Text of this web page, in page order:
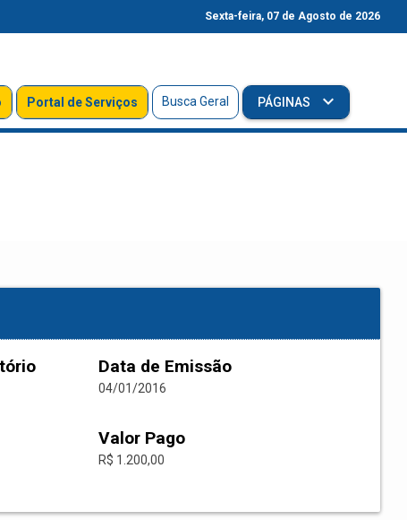
Sexta-feira, 07 de Agosto de 2026
Portal de Serviços Busca Geral PÁGINAS
Data de Emissão
04/01/2016
Valor Pago
R$ 1.200,00